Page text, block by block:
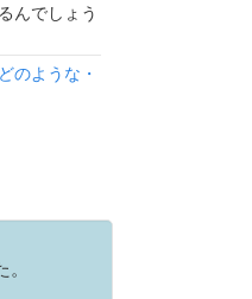
んでしょう
のような・
。